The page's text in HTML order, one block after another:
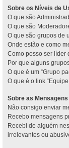
Sobre os Níveis de
O que são
O que são
O que são grupos de
Onde estão e como
Como posso ser líder
Por que alguns
O que é um “Grupo
O que é o link
Sobre as
Não consigo enviar
Recebo mensagens
Recebi de alguém
irrelevantes ou